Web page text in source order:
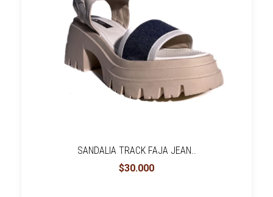
SANDALIA TRACK FAJA JEAN..
$30.000